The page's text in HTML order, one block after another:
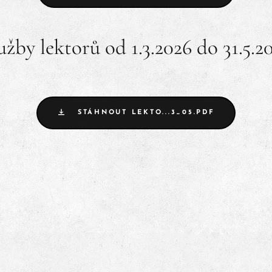
lektorů od 1.3.2026 do
STÁHNOUT LEKTO...3_05.PDF